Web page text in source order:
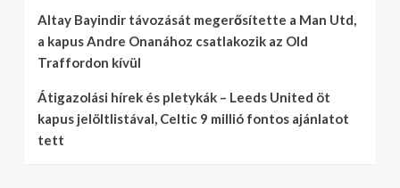
Altay Bayindir távozását megerősítette a Man Utd,
a kapus Andre Onanához csatlakozik az Old
Traffordon kívül
Átigazolási hírek és pletykák – Leeds United öt
kapus jelöltlistával, Celtic 9 millió fontos ajánlatot
tett